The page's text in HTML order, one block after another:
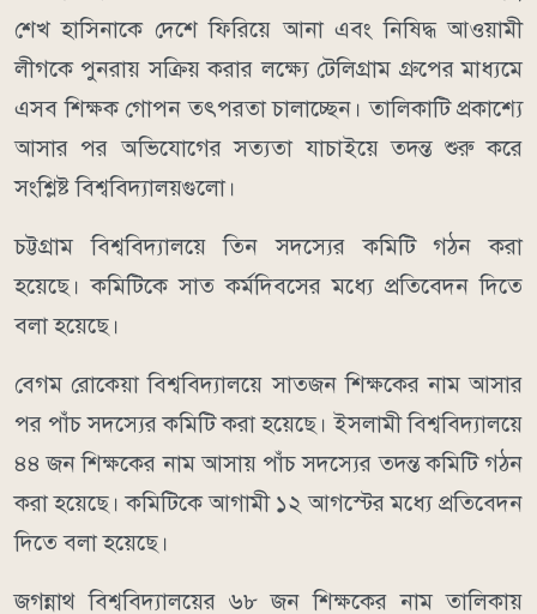
শেখ হাসিনাকে দেশে ফিরিয়ে আনা এবং নিষিদ্ধ আওয়ামী
লীগকে পুনরায় সক্রিয় করার লক্ষ্যে টেলিগ্রাম গ্রুপের মাধ্যমে
এসব শিক্ষক গোপন তৎপরতা চালাচ্ছেন। তালিকাটি প্রকাশ্যে
আসার পর অভিযোগের সত্যতা যাচাইয়ে তদন্ত শুরু করে
সংশ্লিষ্ট বিশ্ববিদ্যালয়গুলো।
চট্টগ্রাম বিশ্ববিদ্যালয়ে তিন সদস্যের কমিটি গঠন করা
হয়েছে। কমিটিকে সাত কর্মদিবসের মধ্যে প্রতিবেদন দিতে
বলা হয়েছে।
বেগম রোকেয়া বিশ্ববিদ্যালয়ে সাতজন শিক্ষকের নাম আসার
পর পাঁচ সদস্যের কমিটি করা হয়েছে। ইসলামী বিশ্ববিদ্যালয়ে
৪৪ জন শিক্ষকের নাম আসায় পাঁচ সদস্যের তদন্ত কমিটি গঠন
করা হয়েছে। কমিটিকে আগামী ১২ আগস্টের মধ্যে প্রতিবেদন
দিতে বলা হয়েছে।
জগন্নাথ বিশ্ববিদ্যালয়ের ৬৮ জন শিক্ষকের নাম তালিকায়